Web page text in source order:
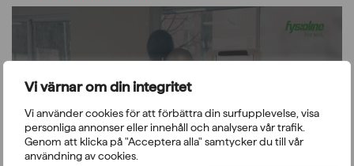
Vi värnar om din integritet
Vi använder cookies för att förbättra din surfupplevelse, visa
personliga annonser eller innehåll och analysera vår trafik.
Genom att klicka på "Acceptera alla" samtycker du till vår
användning av cookies.
cookies för att komma åt detta innehåll